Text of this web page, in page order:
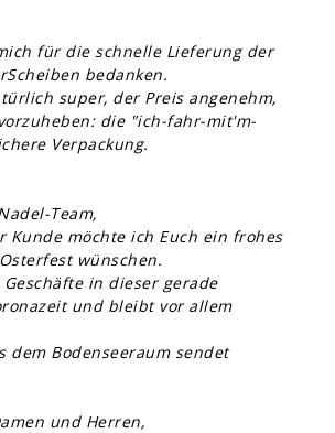
für die schnelle Lieferung der
bedanken.
super, der Preis angenehm,
die "ich-fahr-mit'm-
Verpackung.
Team,
Kunde möchte ich Euch ein frohes
wünschen.
in dieser gerade
und bleibt vor allem
dem Bodenseeraum sendet
und Herren,